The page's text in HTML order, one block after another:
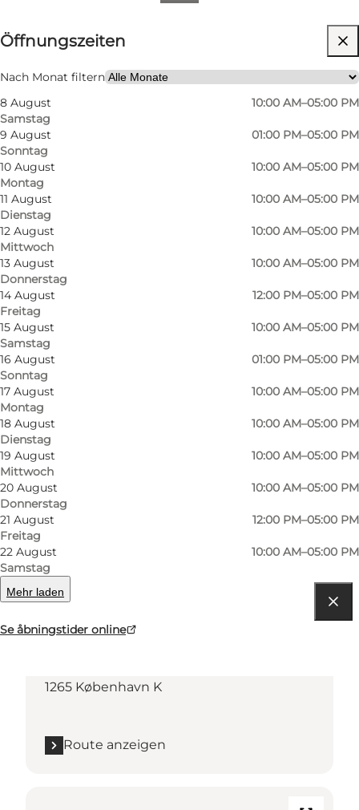
Öffnungszeiten anzeigen
Öffnungszeiten
Nach Monat filtern
8 August
Samstag
10:00 AM–05:00 PM
9 August
Sonntag
01:00 PM–05:00 PM
10 August
Montag
10:00 AM–05:00 PM
11 August
Dienstag
10:00 AM–05:00 PM
12 August
Mittwoch
10:00 AM–05:00 PM
13 August
Donnerstag
10:00 AM–05:00 PM
14 August
Freitag
12:00 PM–05:00 PM
15 August
Samstag
10:00 AM–05:00 PM
16 August
Sonntag
01:00 PM–05:00 PM
17 August
Montag
10:00 AM–05:00 PM
18 August
Dienstag
10:00 AM–05:00 PM
19 August
Mittwoch
10:00 AM–05:00 PM
20 August
Donnerstag
10:00 AM–05:00 PM
21 August
Freitag
12:00 PM–05:00 PM
22 August
Samstag
10:00 AM–05:00 PM
Mehr laden
Se åbningstider online
Website besuchen
Foto:
©Wonderful Copenhagen
Route anzeigen
1265 København K
Route anzeigen